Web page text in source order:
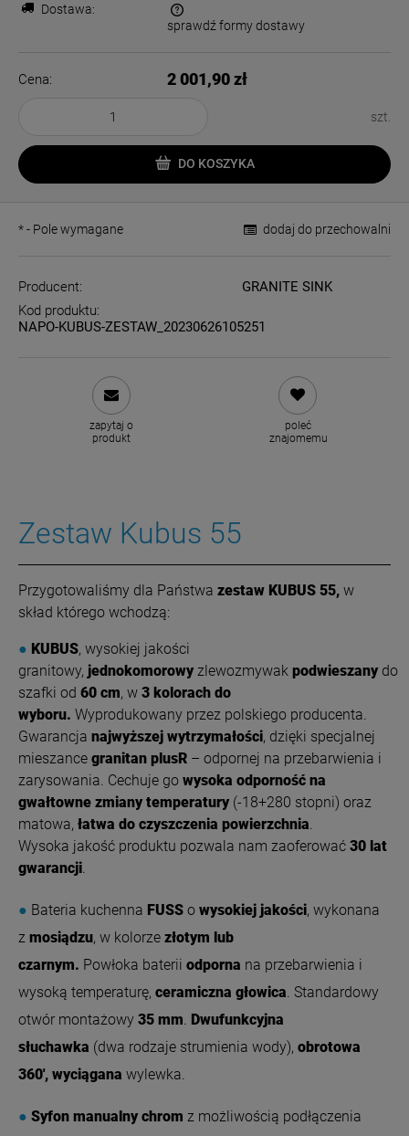
Dostawa:
Cena nie zawiera ewentualnych kosztów płatności
sprawdź formy dostawy
Cena: 2 001,90 zł
szt.
DO KOSZYKA
dodaj do przechowalni
*- Pole wymagane
Producent:
GRANITE SINK
Kod produktu:
NAPO-KUBUS-ZESTAW_20230626105251
zapytaj o
produkt
poleć
znajomemu
Zestaw Kubus 55
Przygotowaliśmy dla Państwa zestaw KUBUS 55, w
skład którego wchodzą:
● KUBUS, wysokiej jakości
granitowy, jednokomorowy zlewozmywak podwieszany do
szafki od 60 cm, w 3 kolorach do
wyboru. Wyprodukowany przez polskiego producenta.
Gwarancja najwyższej wytrzymałości, dzięki specjalnej
mieszance granitan plusR – odpornej na przebarwienia i
zarysowania. Cechuje go wysoka odporność na
gwałtowne zmiany temperatury (-18+280 stopni) oraz
matowa, łatwa do czyszczenia powierzchnia
Wysoka jakość produktu pozwala nam zaoferować 30 lat
gwarancji
● Bateria kuchenna FUSS o wysokiej jakości, wykonana
z mosiądzu, w kolorze złotym lub
czarnym. Powłoka baterii odporna na przebarwienia i
wysoką temperaturę, ceramiczna głowica . Standardowy
otwór montażowy 35 mm Dwufunkcyjna
słuchawka (dwa rodzaje strumienia wody), obrotowa
360', wyciągana wylewka.
● Syfon manualny chrom z możliwością podłączenia